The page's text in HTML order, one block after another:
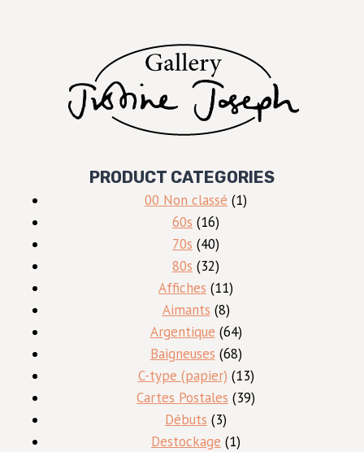
PRODUCT CATEGORIES
00 Non classé 11
60s 1616
produits
70s 4040
produits
80s 3232
produits
Affiches 1111
produits
Aimants 88
produits
Argentique 6464
produits
Baigneuses 6868
produits
C-type (papier) 1313
produits
Cartes Postales 3939
Débuts 33
produits
Destockage 11